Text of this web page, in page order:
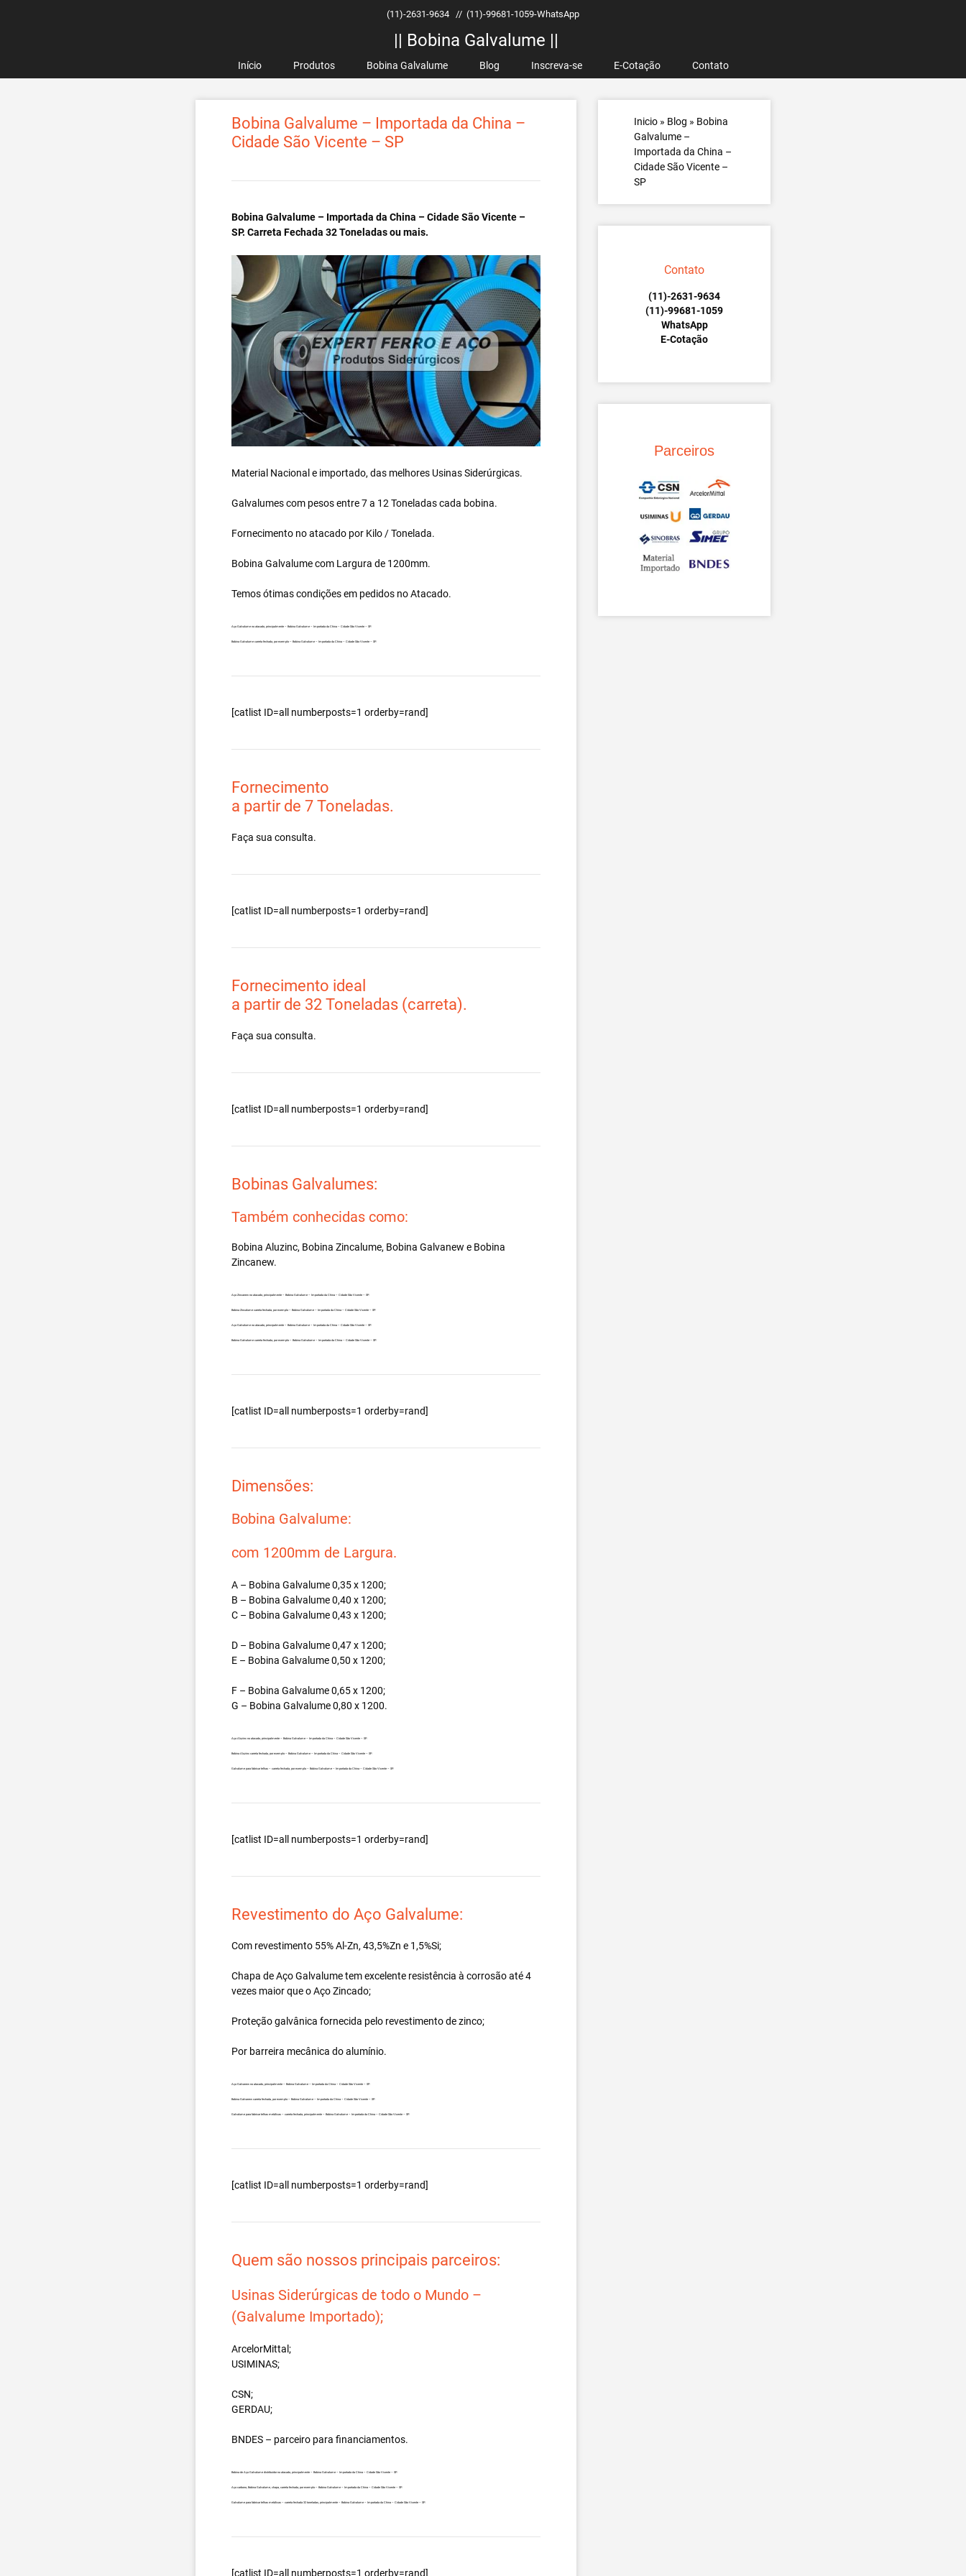
(11)-2631-9634 // (11)-99681-1059-WhatsApp
|| Bobina Galvalume ||
Início Produtos Bobina Galvalume Blog Inscreva-se E-Cotação Contato
Bobina Galvalume – Importada da China –
Cidade São Vicente – SP
Bobina Galvalume – Importada da China – Cidade São Vicente –
SP. Carreta Fechada 32 Toneladas ou mais.
Material Nacional e importado, das melhores Usinas Siderúrgicas.
Galvalumes com pesos entre 7 a 12 Toneladas cada bobina.
Fornecimento no atacado por Kilo / Tonelada.
Bobina Galvalumecom Largura de 1200mm.
Temos ótimas condições em pedidos no Atacado.
Aço Galvalume no atacado, principalmente – Bobina Galvalume – Importada da China – Cidade São Vicente – SP.
Bobina Galvalume carreta fechada, por exemplo – Bobina Galvalume – Importada da China – Cidade São Vicente – SP.
[catlist ID=all numberposts=1 orderby=rand]
Fornecimento
a partir de 7 Toneladas.
Faça sua consulta.
[catlist ID=all numberposts=1 orderby=rand]
Fornecimento ideal
a partir de 32 Toneladas (carreta).
Faça sua consulta.
[catlist ID=all numberposts=1 orderby=rand]
Bobinas Galvalumes:
Também conhecidas como:
Bobina Aluzinc, Bobina Zincalume, Bobina Galvanew e Bobina
Zincanew.
Aço Zincanew no atacado, principalmente – Bobina Galvalume – Importada da China – Cidade São Vicente – SP.
Bobina Zincalume carreta fechada, por exemplo – Bobina Galvalume – Importada da China – Cidade São Vicente – SP.
Aço Galvalume no atacado, principalmente – Bobina Galvalume – Importada da China – Cidade São Vicente – SP.
Bobina Galvalume carreta fechada, por exemplo – Bobina Galvalume – Importada da China – Cidade São Vicente – SP.
[catlist ID=all numberposts=1 orderby=rand]
Dimensões:
Bobina Galvalume:
com 1200mm de Largura.
A – Bobina Galvalume 0,35 x 1200;
B – Bobina Galvalume 0,40 x 1200;
C – Bobina Galvalume 0,43 x 1200;
D – Bobina Galvalume 0,47 x 1200;
E – Bobina Galvalume 0,50 x 1200;
F – Bobina Galvalume 0,65 x 1200;
G – Bobina Galvalume 0,80 x 1200.
Aço Aluzinc no atacado, principalmente – Bobina Galvalume – Importada da China – Cidade São Vicente – SP.
Bobina Aluzinc carreta fechada, por exemplo – Bobina Galvalume – Importada da China – Cidade São Vicente – SP.
Galvalume para fabricar telhas – carreta fechada, por exemplo – Bobina Galvalume – Importada da China – Cidade São Vicente – SP.
[catlist ID=all numberposts=1 orderby=rand]
Revestimento do Aço Galvalume:
Com revestimento 55% Al-Zn, 43,5%Zn e 1,5%Si;
Chapa de Aço Galvalume tem excelente resistência à corrosão até 4
vezes maior que o Aço Zincado;
Proteção galvânica fornecida pelo revestimento de zinco;
Por barreira mecânica do alumínio.
Aço Galvanew no atacado, principalmente – Bobina Galvalume – Importada da China – Cidade São Vicente – SP.
Bobina Galvanew carreta fechada, por exemplo – Bobina Galvalume – Importada da China – Cidade São Vicente – SP.
Galvalume para fabricar telhas metálicas – carreta fechada, principalmente – Bobina Galvalume – Importada da China – Cidade São Vicente – SP.
[catlist ID=all numberposts=1 orderby=rand]
Quem são nossos principais parceiros:
Usinas Siderúrgicas de todo o Mundo –
(Galvalume Importado);
ArcelorMittal;
USIMINAS;
CSN;
GERDAU;
BNDES – parceiro para financiamentos.
Bobina de Aço Galvalume distribuidor no atacado, principalmente – Bobina Galvalume – Importada da China – Cidade São Vicente – SP.
Aço carbono, Bobina Galvalume, chapa, carreta fechada, por exemplo – Bobina Galvalume – Importada da China – Cidade São Vicente – SP.
Galvalume para fabricar telhas metálicas – carreta fechada 32 toneladas, principalmente – Bobina Galvalume – Importada da China – Cidade São Vicente – SP.
[catlist ID=all numberposts=1 orderby=rand]
Inicio » Blog » Bobina
Galvalume –
Importada da China –
Cidade São Vicente –
SP
Contato
(11)-2631-9634
(11)-99681-1059
WhatsApp
E-Cotação
Parceiros